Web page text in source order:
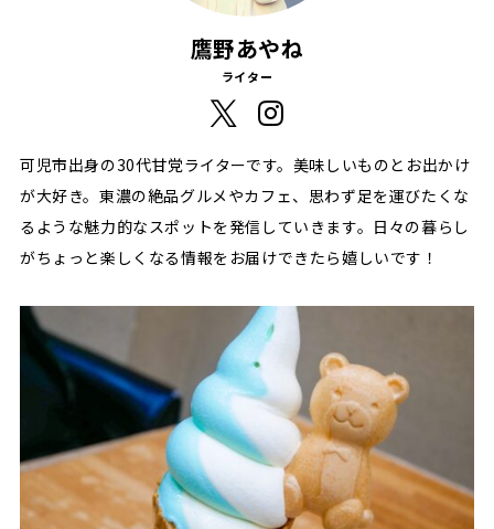
鷹野あやね
ライター
可児市出身の30代甘党ライターです。美味しいものとお出かけ
が大好き。東濃の絶品グルメやカフェ、思わず足を運びたくな
るような魅力的なスポットを発信していきます。日々の暮らし
がちょっと楽しくなる情報をお届けできたら嬉しいです！